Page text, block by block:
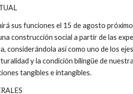
sus funciones el 15 de agosto
construcción social a partir de las
considerándola así como uno de los
y la condición bilingüe de
tangibles e intangibles.